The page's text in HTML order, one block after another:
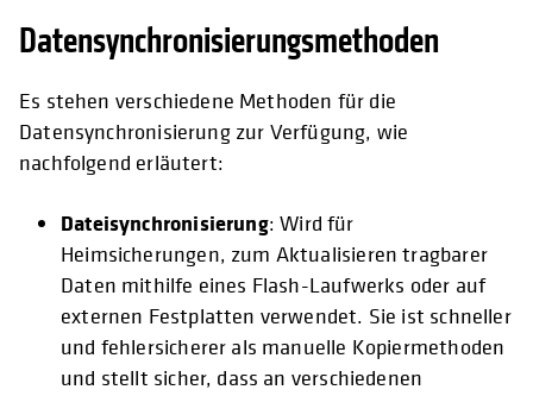
Datensynchronisierungsmethoden
Es stehen verschiedene Methoden für die
Datensynchronisierung zur Verfügung, wie
nachfolgend erläutert:
Dateisynchronisierung: Wird für
Heimsicherungen, zum Aktualisieren tragbarer
Daten mithilfe eines Flash-Laufwerks oder auf
externen Festplatten verwendet. Sie ist schneller
und fehlersicherer als manuelle Kopiermethoden
und stellt sicher, dass an verschiedenen